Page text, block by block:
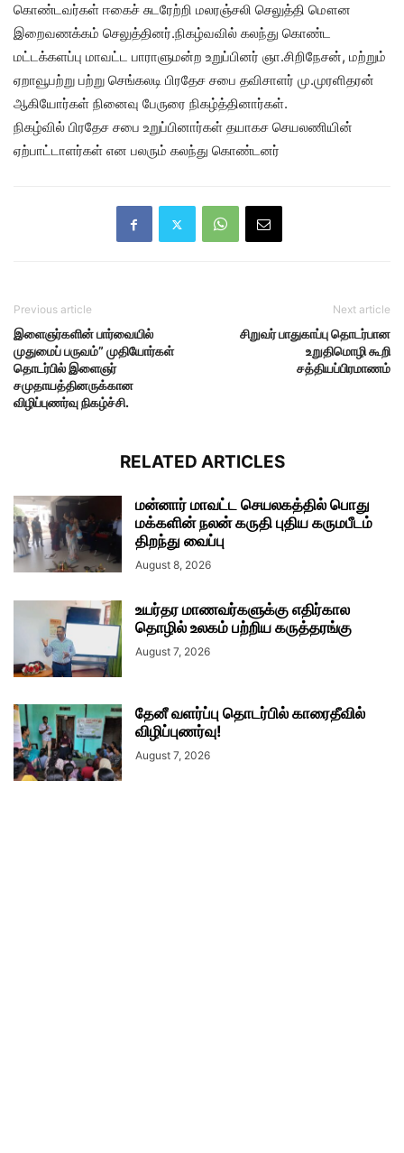
கொண்டவர்கள் ஈகைச் சுடரேற்றி மலரஞ்சலி செலுத்தி மௌன
இறைவணக்கம் செலுத்தினர்.நிகழ்வவில் கலந்து கொண்ட
மட்டக்களப்பு மாவட்ட பாராளுமன்ற உறுப்பினர் ஞா.சிறிநேசன், மற்றும்
ஏறாவூபற்று பற்று செங்கலடி பிரதேச சபை தவிசாளர் மு.முரளிதரன்
ஆகியோர்கள் நினைவு பேருரை நிகழ்த்தினார்கள்.
நிகழ்வில் பிரதேச சபை உறுப்பினார்கள் தயாகச செயலணியின்
ஏற்பாட்டாளர்கள் என பலரும் கலந்து கொண்டனர்
Previous article
இளைஞர்களின் பார்வையில்
முதுமைப் பருவம்” முதியோர்கள்
தொடர்பில் இளைஞர்
சமுதாயத்தினருக்கான
விழிப்புணர்வு நிகழ்ச்சி.
Next article
சிறுவர் பாதுகாப்பு தொடர்பான
உறுதிமொழி கூறி
சத்தியப்பிரமாணம்
RELATED ARTICLES
மன்னார் மாவட்ட செயலகத்தில் பொது
மக்களின் நலன் கருதி புதிய கருமபீடம்
திறந்து வைப்பு
August 8, 2026
உயர்தர மாணவர்களுக்கு எதிர்கால
தொழில் உலகம் பற்றிய கருத்தரங்கு
August 7, 2026
தேனீ வளர்ப்பு தொடர்பில் காரைதீவில்
விழிப்புணர்வு!
August 7, 2026